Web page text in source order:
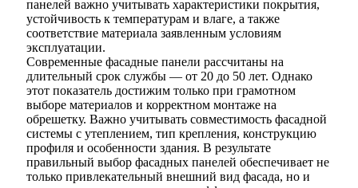
панелей важно учитывать характеристики покрытия,
устойчивость к температурам и влаге, а также
соответствие материала заявленным условиям
эксплуатации.
Современные фасадные панели рассчитаны на
длительный срок службы — от 20 до 50 лет. Однако
этот показатель достижим только при грамотном
выборе материалов и корректном монтаже на
обрешетку. Важно учитывать совместимость фасадной
системы с утеплением, тип крепления, конструкцию
профиля и особенности здания. В результате
правильный выбор фасадных панелей обеспечивает не
только привлекательный внешний вид фасада, но и